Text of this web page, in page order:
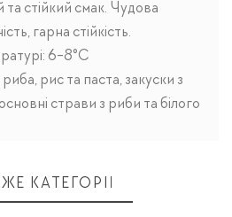
стійкий смак. Чудова
гарна стійкість.
6-8°C
рис та паста, закуски з
страви з риби та білого
КАТЕГОРІЇ